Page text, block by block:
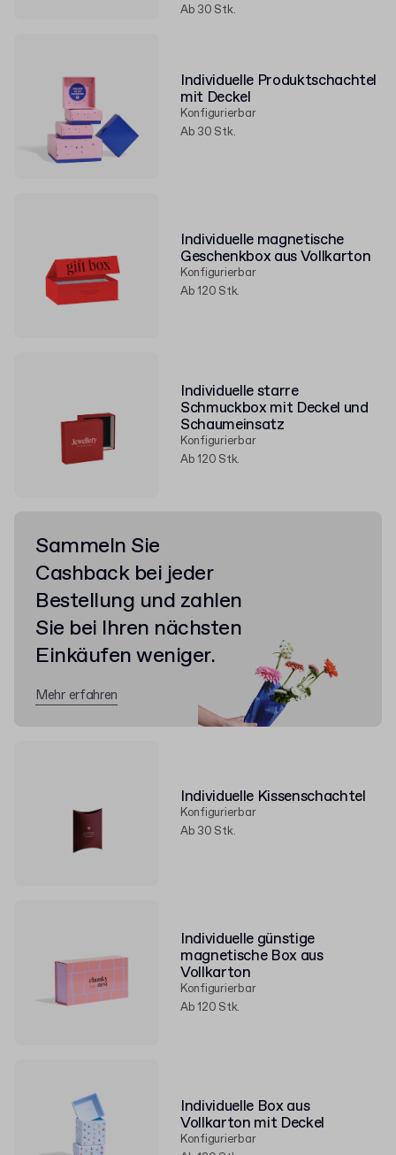
Ab 30 Stk.
Individuelle Produktschachtel
mit Deckel
Konfigurierbar
Ab 30 Stk.
Individuelle magnetische
Geschenkbox aus Vollkarton
Konfigurierbar
Ab 120 Stk.
Individuelle starre
Schmuckbox mit Deckel und
Schaumeinsatz
Konfigurierbar
Ab 120 Stk.
Individuelle Kissenschachtel
Konfigurierbar
Ab 30 Stk.
Individuelle günstige
magnetische Box aus
Vollkarton
Konfigurierbar
Ab 120 Stk.
Individuelle Box aus
Vollkarton mit Deckel
Konfigurierbar
Sammeln Sie
Cashback bei jeder
Bestellung und zahlen
Sie bei Ihren nächsten
Einkäufen weniger.
Mehr erfahren